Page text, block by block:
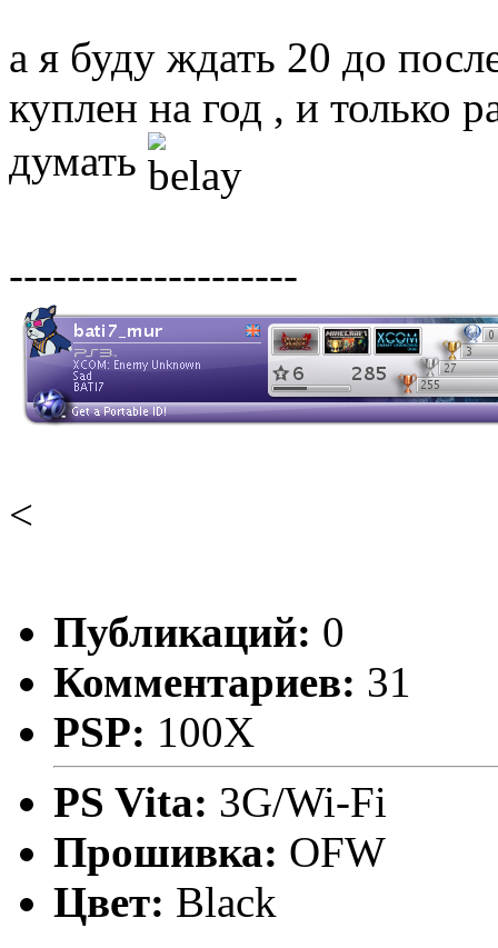
а я буду ждать 20 до
куплен на год , и только
думать
--------------------
<
Публикаций: 0
Комментариев: 31
PSP: 100X
PS Vita: 3G/Wi-Fi
Прошивка: OFW
Цвет: Black